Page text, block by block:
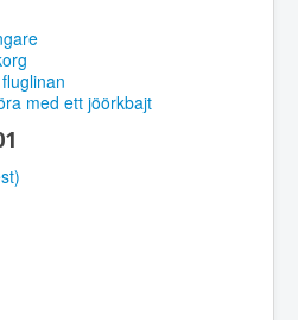
med ett jöörkbajt